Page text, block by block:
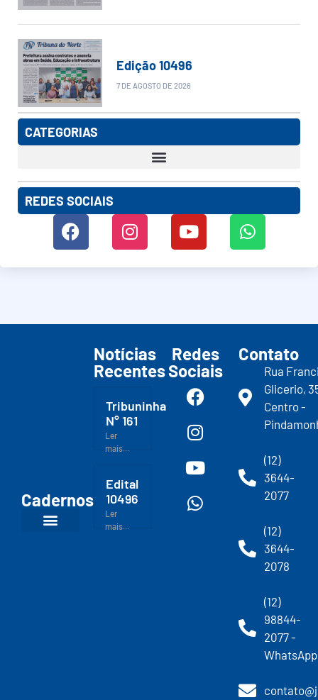
Edição 10496
7 DE AGOSTO DE 2026
CATEGORIAS
REDES SOCIAIS
Cadernos
Notícias
Recentes
Tribuninha
N° 161
Ler
mais...
Edital
10496
Ler
mais...
Redes
Sociais
Contato
Rua
Glicerio,
Centro -
(12)
3644-
2077
(12)
3644-
2078
(12)
98844-
2077 -
WhatsApp